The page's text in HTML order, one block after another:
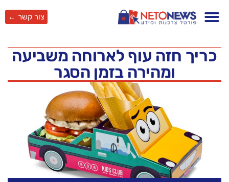
צור קשר ←
כריך חזה עוף לארוחה משביעה
ומהירה בזמן הסגר